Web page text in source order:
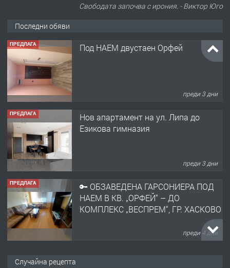
Свободата започва с ирония. - Виктор Юго
Последни обяви
ПРЕДЛАГА Под НАЕМ двустаен Орфей
преди 3 дни
ПРЕДЛАГА
Нов апартамент на ул. Липа до
Езикова гимназия
преди 3 дни
ПРЕДЛАГА
🔑 ОБЗАВЕДЕНА ГАРСОНИЕРА ПОД
НАЕМ В КВ. „ОРФЕЙ“ – ДО
КОМПЛЕКС „ВЕСПРЕМ“, ГР. ХАСКОВО
преди 4 дни
Случайна рецепта